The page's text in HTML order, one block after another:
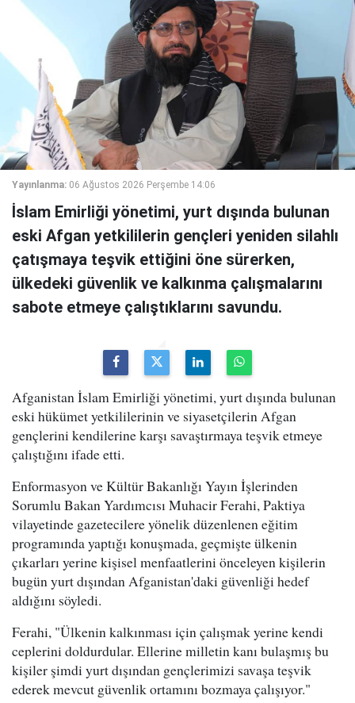
Yayınlanma: 06 Ağustos 2026 Perşembe 14:06
İslam Emirliği yönetimi, yurt dışında bulunan
eski Afgan yetkililerin gençleri yeniden silahlı
çatışmaya teşvik ettiğini öne sürerken,
ülkedeki güvenlik ve kalkınma çalışmalarını
sabote etmeye çalıştıklarını savundu.
Afganistan İslam Emirliği yönetimi, yurt dışında bulunan
eski hükümet yetkililerinin ve siyasetçilerin Afgan
gençlerini kendilerine karşı savaştırmaya teşvik etmeye
çalıştığını ifade etti.
Enformasyon ve Kültür Bakanlığı Yayın İşlerinden
Sorumlu Bakan Yardımcısı Muhacir Ferahi, Paktiya
vilayetinde gazetecilere yönelik düzenlenen eğitim
programında yaptığı konuşmada, geçmişte ülkenin
çıkarları yerine kişisel menfaatlerini önceleyen kişilerin
bugün yurt dışından Afganistan'daki güvenliği hedef
aldığını söyledi.
Ferahi, "Ülkenin kalkınması için çalışmak yerine kendi
ceplerini doldurdular. Ellerine milletin kanı bulaşmış bu
kişiler şimdi yurt dışından gençlerimizi savaşa teşvik
ederek mevcut güvenlik ortamını bozmaya çalışıyor."